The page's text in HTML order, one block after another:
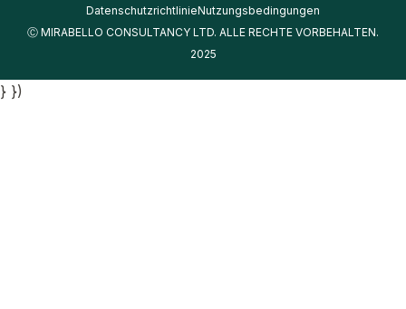
DatenschutzrichtlinieNutzungsbedingungen
Ⓒ MIRABELLO CONSULTANCY LTD. ALLE RECHTE VORBEHALTEN.
2025
} })